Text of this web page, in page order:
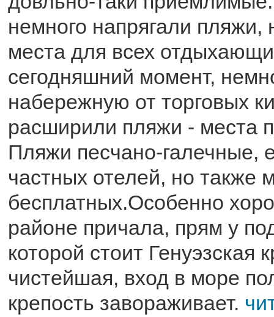
немного напрягали пляжи,
места для всех
сегодняшний момент,
набережную от торговых
расширили пляжи - места
Пляжи песчано-галечные,
частных отелей, но также
бесплатных.Особенно
районе причала, прям у
которой стоит Генуэзская
чистейшая, вход в море
крепость завораживает.